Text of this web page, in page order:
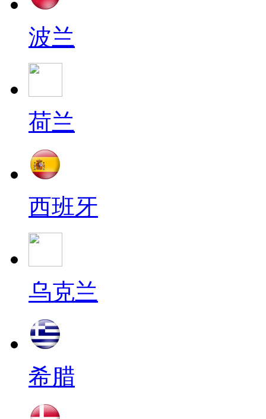
波兰
荷兰
西班牙
乌克兰
希腊